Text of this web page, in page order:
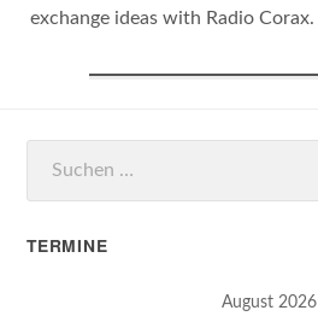
exchange ideas with Radio Corax.
nach:
TERMINE
August 2026